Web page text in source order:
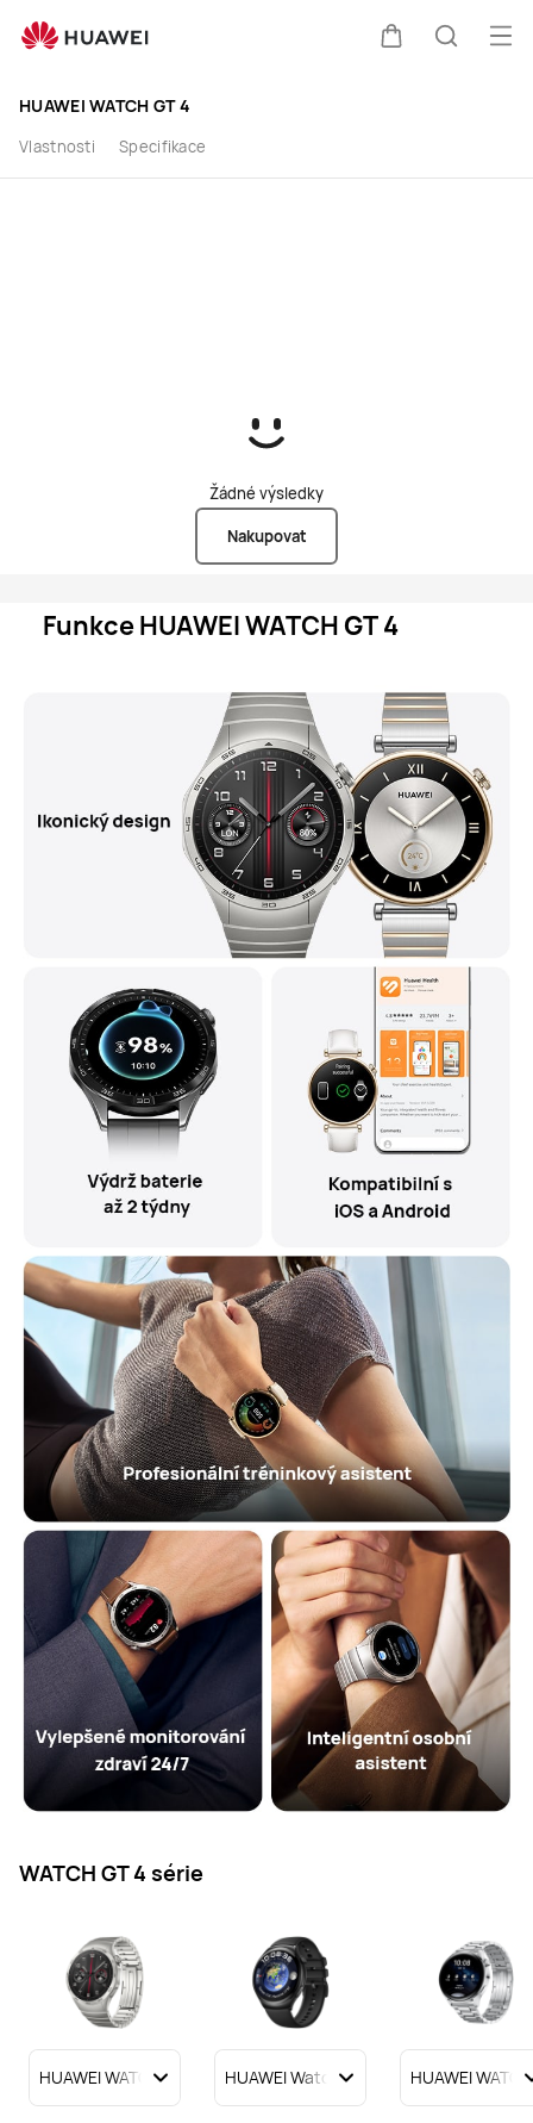
HUAWEI
WATCH
GT
4,
zkušenosti
HUAWEI WATCH GT 4
Vlastnosti Specifikace
Žádné výsledky
Nakupovat
Funkce HUAWEI WATCH GT 4
WATCH GT 4 série